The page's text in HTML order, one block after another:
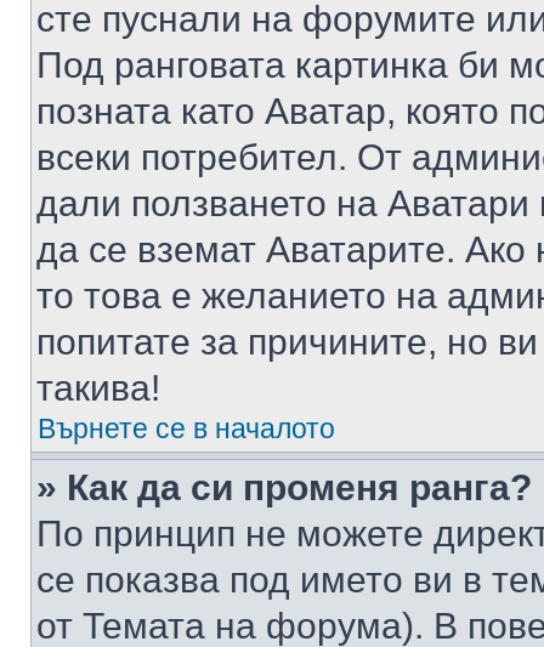
сте пуснали на форумите
Под ранговата картинка би
позната като Аватар, която
всеки потребител. От
дали ползването на
да се вземат Аватарите.
то това е желанието на
попитате за причините, но
такива!
Върнете се в началото
» Как да си променя ранга?
По принцип не можете
се показва под името ви в
от Темата на форума). В